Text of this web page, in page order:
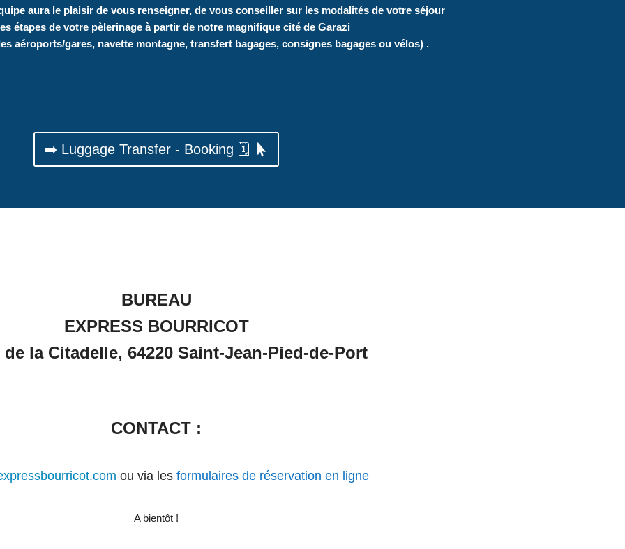
aura le plaisir de vous renseigner, de vous conseiller sur les modalités de votre séjour
étapes de votre pèlerinage à partir de notre magnifique cité de Garazi
aéroports/gares, navette montagne, transfert bagages, consignes bagages ou vélos) .
➡️ Luggage Transfer - Booking 🗓️
BUREAU
EXPRESS BOURRICOT
de la Citadelle, 64220 Saint-Jean-Pied-de-Port
CONTACT :
ou via les formulaires de réservation en ligne
A bientôt !